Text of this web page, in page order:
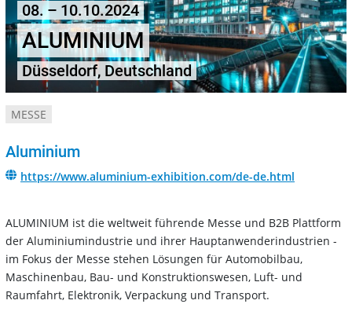
08. – 10.10.2024
ALUMINIUM
Düsseldorf, Deutschland
MESSE
Aluminium
https://www.aluminium-exhibition.com/de-de.html
ALUMINIUM ist die weltweit führende Messe und B2B Plattform
der Aluminiumindustrie und ihrer Hauptanwenderindustrien -
im Fokus der Messe stehen Lösungen für Automobilbau,
Maschinenbau, Bau- und Konstruktionswesen, Luft- und
Raumfahrt, Elektronik, Verpackung und Transport.